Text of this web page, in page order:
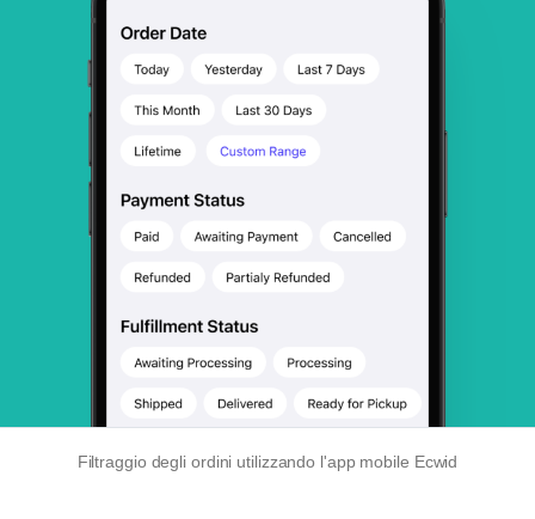
Filtraggio degli ordini utilizzando l'app mobile Ecwid